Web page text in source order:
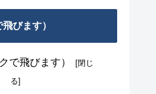
びます）
で飛びます）